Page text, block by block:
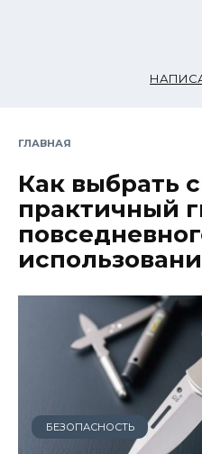
ГЛАВНАЯ
Как выбрать
практичный
БЕЗОПАСНОСТЬ